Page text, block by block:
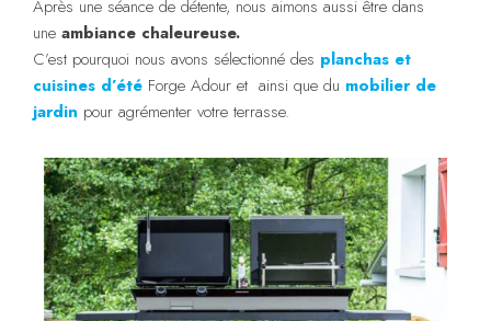
Après une séance de détente, nous aimons aussi être dans
une ambiance chaleureuse.
C’est pourquoi nous avons sélectionné des planchas et
cuisines d’été Forge Adour et ainsi que du mobilier de
jardin pour agrémenter votre terrasse.